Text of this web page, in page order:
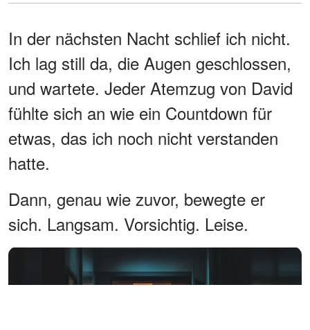
In der nächsten Nacht schlief ich nicht.
Ich lag still da, die Augen geschlossen,
und wartete. Jeder Atemzug von David
fühlte sich an wie ein Countdown für
etwas, das ich noch nicht verstanden
hatte.
Dann, genau wie zuvor, bewegte er
sich. Langsam. Vorsichtig. Leise.